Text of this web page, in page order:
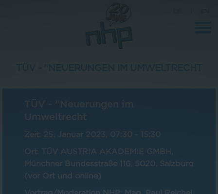
Pressebereich
Kontakt
Ort
TÜV AUSTRIA AKADEMIE GMBH,
Münchner Bundesstraße 116, 5020, Salzburg
(vor Ort und online)